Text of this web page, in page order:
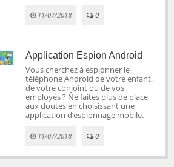
11/07/2018 0
Application Espion Android
Vous cherchez à espionner le
téléphone Android de votre enfant,
de votre conjoint ou de vos
employés ? Ne faites plus de place
aux doutes en choisissant une
application d’espionnage mobile.
11/07/2018 0